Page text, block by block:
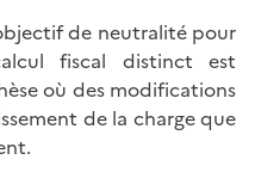
de neutralité pour
fiscal distinct est
où des modifications
de la charge que